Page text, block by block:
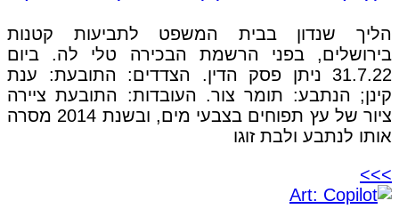
הליך שנדון בבית המשפט לתביעות קטנות
בירושלים, בפני הרשמת הבכירה טלי לה. ביום
31.7.22 ניתן פסק הדין. הצדדים: התובעת: ענת
קינן; הנתבע: תומר צור. העובדות: התובעת ציירה
ציור של עץ תפוחים בצבעי מים, ובשנת 2014 מסרה
אותו לנתבע ולבת זוגו
>>>